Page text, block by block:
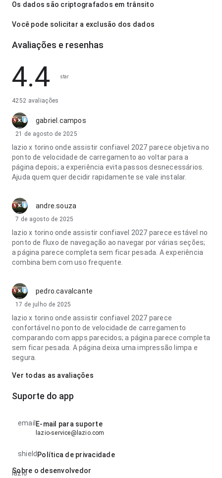
Os dados são criptografados em trânsito
Você pode solicitar a exclusão dos dados
Avaliações e resenhas
4.4 star
4252 avaliações
gabriel.campos
21 de agosto de 2025
lazio x torino onde assistir confiavel 2027 parece objetiva no
ponto de velocidade de carregamento ao voltar para a
página depois; a experiência evita passos desnecessários.
Ajuda quem quer decidir rapidamente se vale instalar.
andre.souza
7 de agosto de 2025
lazio x torino onde assistir confiavel 2027 parece estável no
ponto de fluxo de navegação ao navegar por várias seções;
a página parece completa sem ficar pesada. A experiência
combina bem com uso frequente.
pedro.cavalcante
17 de julho de 2025
lazio x torino onde assistir confiavel 2027 parece
confortável no ponto de velocidade de carregamento
comparando com apps parecidos; a página parece completa
sem ficar pesada. A página deixa uma impressão limpa e
segura.
Ver todas as avaliações
Suporte do app
email E-mail para suporte
lazio-service@lazio.com
shield Política de privacidade
Sobre o desenvolvedor
lazio